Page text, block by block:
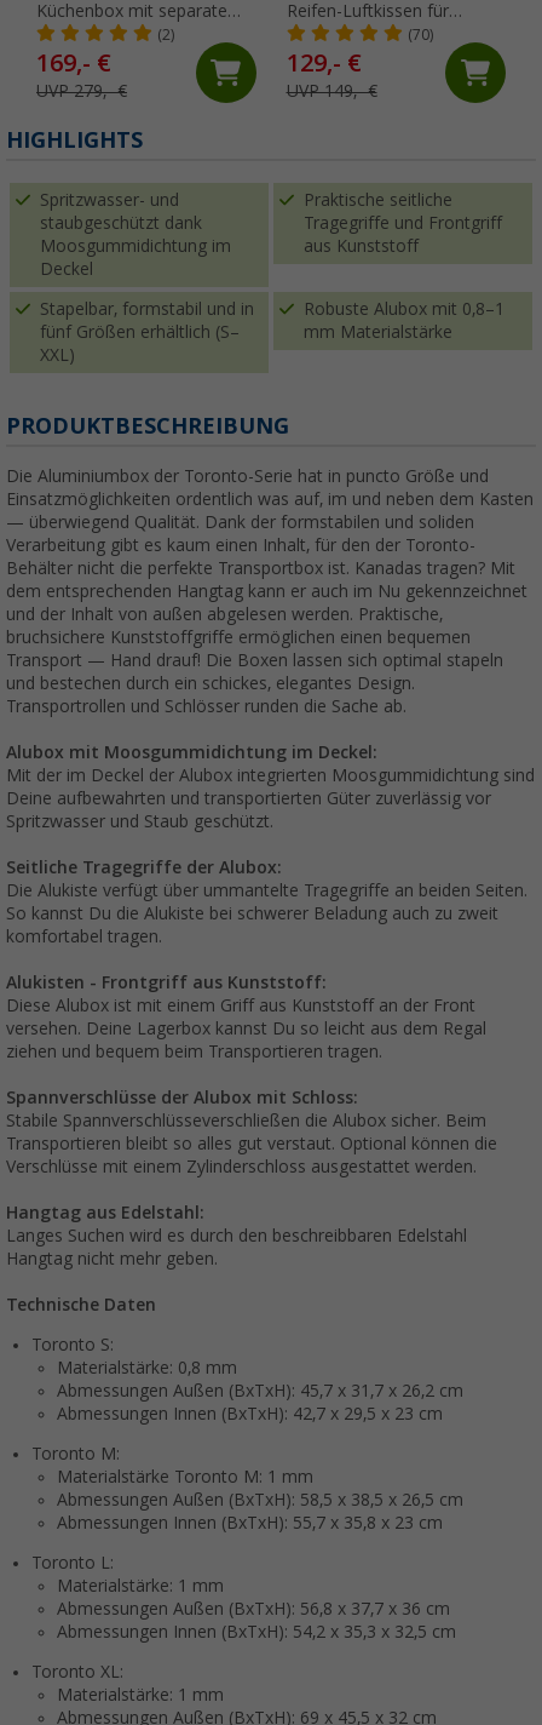
Küchenbox mit separatem
Seitentisch
(2)
169,- €
UVP 279,- €
Reifen-Luftkissen für
Fahrzeuge bis 6 Tonnen &
bis 305 mm Reifenbreite
(70)
129,- €
UVP 149,- €
HIGHLIGHTS
Spritzwasser- und
staubgeschützt dank
Moosgummidichtung im
Deckel
Praktische seitliche
Tragegriffe und Frontgriff
aus Kunststoff
Stapelbar, formstabil und in
fünf Größen erhältlich (S–
XXL)
Robuste Alubox mit 0,8–1
mm Materialstärke
PRODUKTBESCHREIBUNG
Die Aluminiumbox der Toronto-Serie hat in puncto Größe und
Einsatzmöglichkeiten ordentlich was auf, im und neben dem Kasten
— überwiegend Qualität. Dank der formstabilen und soliden
Verarbeitung gibt es kaum einen Inhalt, für den der Toronto-
Behälter nicht die perfekte Transportbox ist. Kanadas tragen? Mit
dem entsprechenden Hangtag kann er auch im Nu gekennzeichnet
und der Inhalt von außen abgelesen werden. Praktische,
bruchsichere Kunststoffgriffe ermöglichen einen bequemen
Transport — Hand drauf! Die Boxen lassen sich optimal stapeln
und bestechen durch ein schickes, elegantes Design.
Transportrollen und Schlösser runden die Sache ab.
Alubox mit Moosgummidichtung im Deckel:
Mit der im Deckel der Alubox integrierten Moosgummidichtung sind
Deine aufbewahrten und transportierten Güter zuverlässig vor
Spritzwasser und Staub geschützt.
Seitliche Tragegriffe der Alubox:
Die Alukiste verfügt über ummantelte Tragegriffe an beiden Seiten.
So kannst Du die Alukiste bei schwerer Beladung auch zu zweit
komfortabel tragen.
Alukisten - Frontgriff aus Kunststoff:
Diese Alubox ist mit einem Griff aus Kunststoff an der Front
versehen. Deine Lagerbox kannst Du so leicht aus dem Regal
ziehen und bequem beim Transportieren tragen.
Spannverschlüsse der Alubox mit Schloss:
Stabile Spannverschlüsseverschließen die Alubox sicher. Beim
Transportieren bleibt so alles gut verstaut. Optional können die
Verschlüsse mit einem Zylinderschloss ausgestattet werden.
Hangtag aus Edelstahl:
Langes Suchen wird es durch den beschreibbaren Edelstahl
Hangtag nicht mehr geben.
Technische Daten
Toronto S:
Materialstärke: 0,8 mm
Abmessungen Außen (BxTxH): 45,7 x 31,7 x 26,2 cm
Abmessungen Innen (BxTxH): 42,7 x 29,5 x 23 cm
Toronto M:
Materialstärke Toronto M: 1 mm
Abmessungen Außen (BxTxH): 58,5 x 38,5 x 26,5 cm
Abmessungen Innen (BxTxH): 55,7 x 35,8 x 23 cm
Toronto L:
Materialstärke: 1 mm
Abmessungen Außen (BxTxH): 56,8 x 37,7 x 36 cm
Abmessungen Innen (BxTxH): 54,2 x 35,3 x 32,5 cm
Toronto XL:
Materialstärke: 1 mm
Abmessungen Außen (BxTxH): 69 x 45,5 x 32 cm